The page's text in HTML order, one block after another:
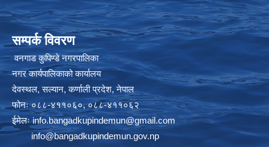
सम्पर्क विवरण
वनगाड कुपिण्डे नगरपालिका
नगर कार्यपालिकाको कार्यालय
देवस्थल, सल्यान, कर्णाली प्रदेश, नेपाल
फोनः ०८८-४११०६०, ०८८-४११०६२
ईमेलःinfo.bangadkupindemun@gmail.com
info@bangadkupindemun.gov.np